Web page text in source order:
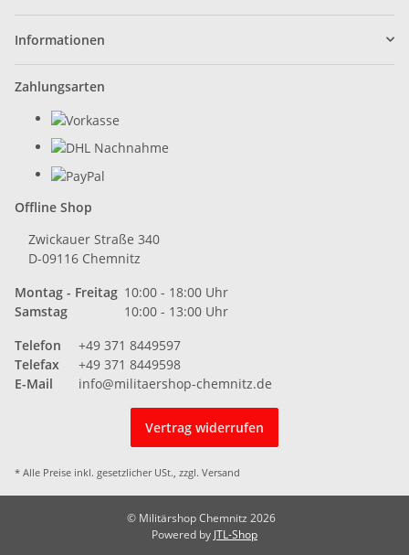
Informationen
Zahlungsarten
Offline Shop
Zwickauer Straße 340
D-09116 Chemnitz
Montag - Freitag 10:00 - 18:00 Uhr
Samstag
10:00 - 13:00 Uhr
Telefon
+49 371 8449597
Telefax
+49 371 8449598
E-Mail
info@militaershop-chemnitz.de
Vertrag widerrufen
* Alle Preise inkl. gesetzlicher USt., zzgl. Versand
© Militärshop Chemnitz 2026
Powered by JTL-Shop